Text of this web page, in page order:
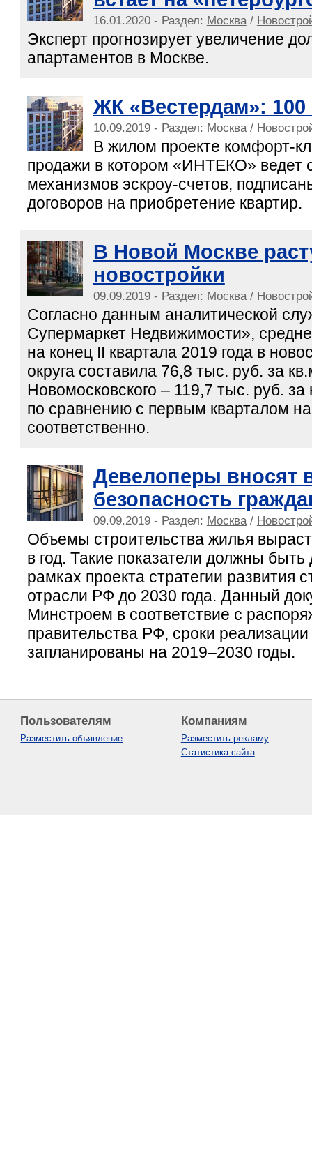
16.01.2020 - Раздел: Москва/
Эксперт прогнозирует увеличение
апартаментов в Москве.
ЖК «Вестердам»: 100
10.09.2019 - Раздел: Москва/
В жилом проекте комфорт-
продажи в котором «ИНТЕКО» ведет
механизмов эскроу-счетов,
договоров на приобретение квартир.
В Новой Москве
новостройки
09.09.2019 - Раздел: Москва/
Согласно данным аналитической
Супермаркет Недвижимости»,
на конец II квартала 2019 года в
округа составила 76,8 тыс. руб. за
Новомосковского – 119,7 тыс. руб.
по сравнению с первым кварталом
соответственно.
Девелоперы вносят
безопасность
09.09.2019 - Раздел: Москва/
Объемы строительства жилья
в год. Такие показатели должны быть
рамках проекта стратегии развития
отрасли РФ до 2030 года. Данный
Минстроем в соответствие с
правительства РФ, сроки реализации
запланированы на 2019–2030 годы.
Пользователям
Разместить объявление
Компаниям
Разместить рекламу
Статистика сайта